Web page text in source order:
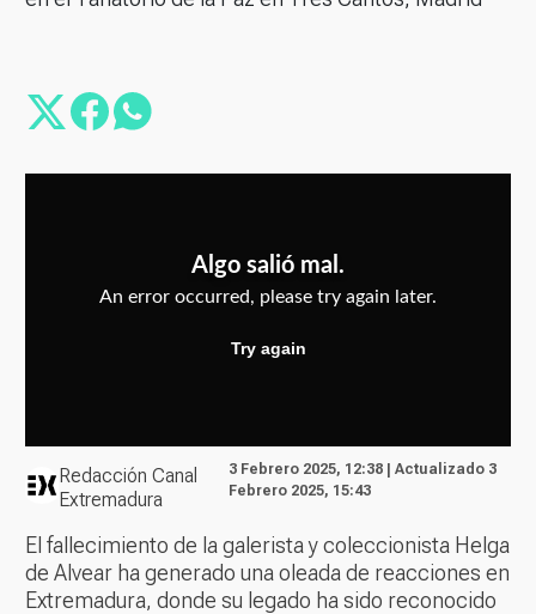
Redacción Canal
Extremadura
3 Febrero 2025, 12:38 | Actualizado 3
Febrero 2025, 15:43
El fallecimiento de la galerista y coleccionista Helga
de Alvear ha generado una oleada de reacciones en
Extremadura, donde su legado ha sido reconocido